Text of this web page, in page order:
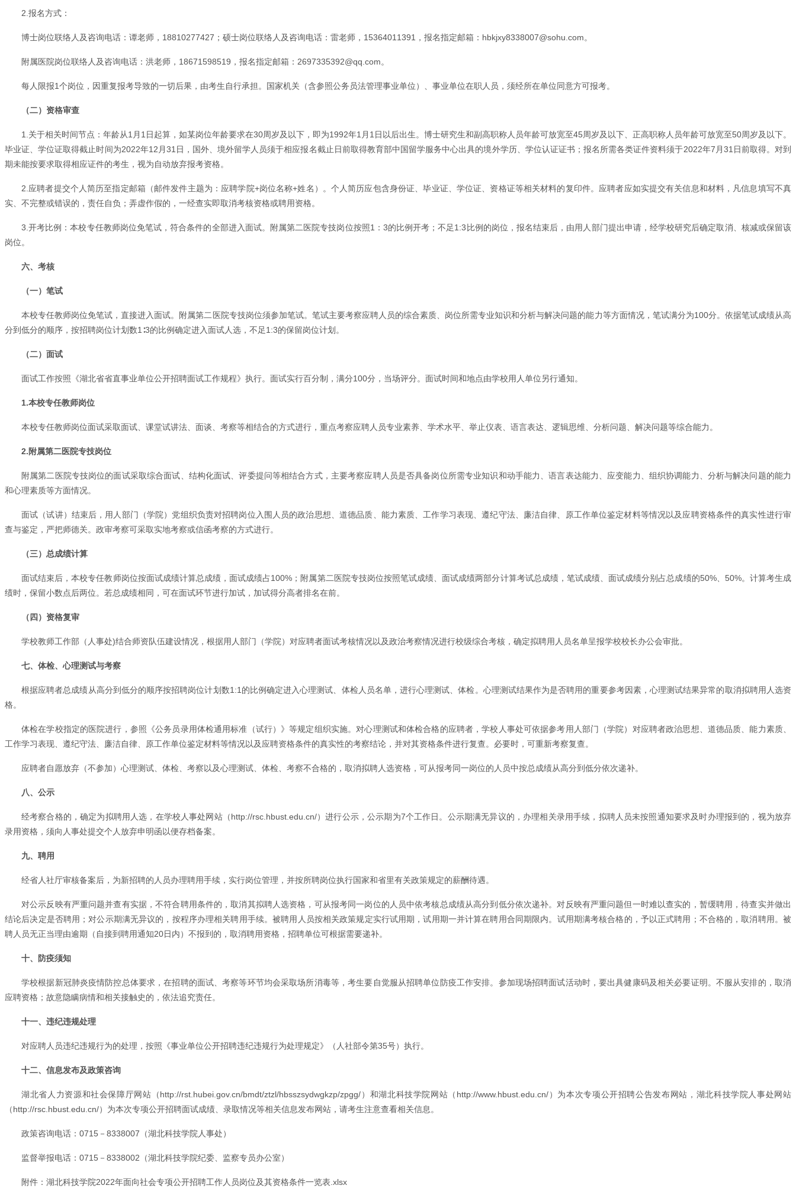
2.报名方式：
博士岗位联络人及咨询电话：谭老师，18810277427；硕士岗位联络人及咨询电话：雷老师，15364011391，报名指定邮箱： hbkjxy8338007@sohu.com。
附属医院岗位联络人及咨询电话：洪老师，18671598519，报名指定邮箱： 2697335392@qq.com。
每人限报1个岗位，因重复报考导致的一切后果，由考生自行承担。国家机关（含参照公务员法管理事业单位）、事业单位在职人员，须经所在单位同意方可报考。
（二）资格审查
1.关于相关时间节点：年龄从1月1日起算，如某岗位年龄要求在30周岁及以下，即为1992年1月1日以后出生。博士研究生和副高职称人员年龄可放宽至45周岁及以下、正高职称人员年龄可放宽至50周岁及以下。
毕业证、学位证取得截止时间为2022年12月31日，国外、境外留学人员须于相应报名截止日前取得教育部中国留学服务中心出具的境外学历、学位认证证书；报名所需各类证件资料须于2022年7月31日前取得。对到
期未能按要求取得相应证件的考生，视为自动放弃报考资格。
2.应聘者提交个人简历至指定邮箱（邮件发件主题为：应聘学院+岗位名称+姓名）。个人简历应包含身份证、毕业证、学位证、资格证等相关材料的复印件。应聘者应如实提交有关信息和材料，凡信息填写不真
实、不完整或错误的，责任自负；弄虚作假的，一经查实即取消考核资格或聘用资格。
3.开考比例：本校专任教师岗位免笔试，符合条件的全部进入面试。附属第二医院专技岗位按照1：3的比例开考；不足1:3比例的岗位，报名结束后，由用人部门提出申请，经学校研究后确定取消、核减或保留该
岗位。
六、考核
（一）笔试
本校专任教师岗位免笔试，直接进入面试。附属第二医院专技岗位须参加笔试。笔试主要考察应聘人员的综合素质、岗位所需专业知识和分析与解决问题的能力等方面情况，笔试满分为100分。依据笔试成绩从高
分到低分的顺序，按招聘岗位计划数1∶3的比例确定进入面试人选，不足1:3的保留岗位计划。
（二）面试
面试工作按照《湖北省省直事业单位公开招聘面试工作规程》执行。面试实行百分制，满分100分，当场评分。面试时间和地点由学校用人单位另行通知。
1.本校专任教师岗位
本校专任教师岗位面试采取面试、课堂试讲法、面谈、考察等相结合的方式进行，重点考察应聘人员专业素养、学术水平、举止仪表、语言表达、逻辑思维、分析问题、解决问题等综合能力。
2.附属第二医院专技岗位
附属第二医院专技岗位的面试采取综合面试、结构化面试、评委提问等相结合方式，主要考察应聘人员是否具备岗位所需专业知识和动手能力、语言表达能力、应变能力、组织协调能力、分析与解决问题的能力
和心理素质等方面情况。
面试（试讲）结束后，用人部门（学院）党组织负责对招聘岗位入围人员的政治思想、道德品质、能力素质、工作学习表现、遵纪守法、廉洁自律、原工作单位鉴定材料等情况以及应聘资格条件的真实性进行审
查与鉴定，严把师德关。政审考察可采取实地考察或信函考察的方式进行。
（三）总成绩计算
面试结束后，本校专任教师岗位按面试成绩计算总成绩，面试成绩占100%；附属第二医院专技岗位按照笔试成绩、面试成绩两部分计算考试总成绩，笔试成绩、面试成绩分别占总成绩的50%、50%。计算考生成
绩时，保留小数点后两位。若总成绩相同，可在面试环节进行加试，加试得分高者排名在前。
（四）资格复审
学校教师工作部（人事处)结合师资队伍建设情况，根据用人部门（学院）对应聘者面试考核情况以及政治考察情况进行校级综合考核，确定拟聘用人员名单呈报学校校长办公会审批。
七、体检、心理测试与考察
根据应聘者总成绩从高分到低分的顺序按招聘岗位计划数1:1的比例确定进入心理测试、体检人员名单，进行心理测试、体检。心理测试结果作为是否聘用的重要参考因素，心理测试结果异常的取消拟聘用人选资
格。
体检在学校指定的医院进行，参照《公务员录用体检通用标准（试行）》等规定组织实施。对心理测试和体检合格的应聘者，学校人事处可依据参考用人部门（学院）对应聘者政治思想、道德品质、能力素质、
工作学习表现、遵纪守法、廉洁自律、原工作单位鉴定材料等情况以及应聘资格条件的真实性的考察结论，并对其资格条件进行复查。必要时，可重新考察复查。
应聘者自愿放弃（不参加）心理测试、体检、考察以及心理测试、体检、考察不合格的，取消拟聘人选资格，可从报考同一岗位的人员中按总成绩从高分到低分依次递补。
八、公示
经考察合格的，确定为拟聘用人选，在学校人事处网站（http://rsc.hbust.edu.cn/）进行公示，公示期为7个工作日。公示期满无异议的，办理相关录用手续，拟聘人员未按照通知要求及时办理报到的，视为放弃
录用资格，须向人事处提交个人放弃申明函以便存档备案。
九、聘用
经省人社厅审核备案后，为新招聘的人员办理聘用手续，实行岗位管理，并按所聘岗位执行国家和省里有关政策规定的薪酬待遇。
对公示反映有严重问题并查有实据，不符合聘用条件的，取消其拟聘人选资格，可从报考同一岗位的人员中依考核总成绩从高分到低分依次递补。对反映有严重问题但一时难以查实的，暂缓聘用，待查实并做出
结论后决定是否聘用；对公示期满无异议的，按程序办理相关聘用手续。被聘用人员按相关政策规定实行试用期，试用期一并计算在聘用合同期限内。试用期满考核合格的，予以正式聘用；不合格的，取消聘用。被
聘人员无正当理由逾期（自接到聘用通知20日内）不报到的，取消聘用资格，招聘单位可根据需要递补。
十、防疫须知
学校根据新冠肺炎疫情防控总体要求，在招聘的面试、考察等环节均会采取场所消毒等，考生要自觉服从招聘单位防疫工作安排。参加现场招聘面试活动时，要出具健康码及相关必要证明。不服从安排的，取消
应聘资格；故意隐瞒病情和相关接触史的，依法追究责任。
十一、违纪违规处理
对应聘人员违纪违规行为的处理，按照 《事业单位公开招聘违纪违规行为处理规定》 （人社部令第35号）执行。
十二、信息发布及政策咨询
湖北省人力资源和社会保障厅网站（http://rst.hubei.gov.cn/bmdt/ztzl/hbsszsydwgkzp/zpgg/）和湖北科技学院网站（http://www.hbust.edu.cn/）为本次专项公开招聘公告发布网站，湖北科技学院人事处网站
（http://rsc.hbust.edu.cn/）为本次专项公开招聘面试成绩、录取情况等相关信息发布网站，请考生注意查看相关信息。
政策咨询电话：0715－8338007（湖北科技学院人事处）
监督举报电话：0715－8338002（湖北科技学院纪委、监察专员办公室）
附件： 湖北科技学院2022年面向社会专项公开招聘工作人员岗位及其资格条件一览表.xlsx